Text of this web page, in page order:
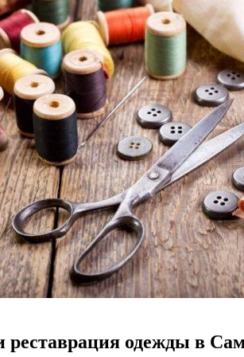
реставрация одежды в